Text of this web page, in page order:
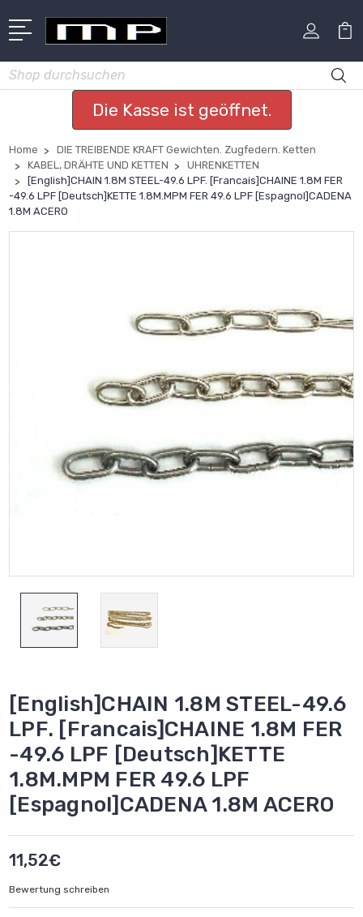
Suchen
Die Kasse ist geöffnet.
Home
DIE TREIBENDE KRAFT Gewichten. Zugfedern. Ketten
KABEL, DRÄHTE UND KETTEN
UHRENKETTEN
[English]CHAIN 1.8M STEEL-49.6 LPF. [Francais]CHAINE 1.8M FER
-49.6 LPF [Deutsch]KETTE 1.8M.MPM FER 49.6 LPF [Espagnol]CADENA
1.8M ACERO
[English]CHAIN 1.8M STEEL-49.6
LPF. [Francais]CHAINE 1.8M FER
-49.6 LPF [Deutsch]KETTE
1.8M.MPM FER 49.6 LPF
[Espagnol]CADENA 1.8M ACERO
11,52€
Bewertung schreiben